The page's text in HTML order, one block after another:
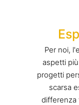
Per noi,
aspetti
progetti
scarsa
differenza